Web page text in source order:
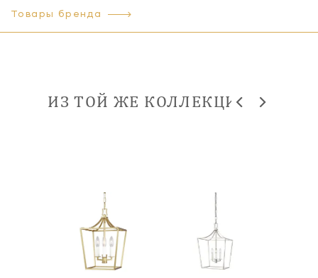
Товары бренда
ИЗ ТОЙ ЖЕ КОЛЛЕКЦИИ